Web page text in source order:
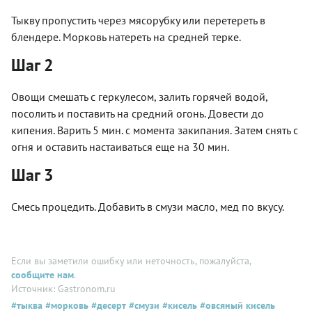
Тыкву пропустить через мясорубку или перетереть в
блендере. Морковь натереть на средней терке.
Шаг 2
Овощи смешать с геркулесом, залить горячей водой,
посолить и поставить на средний огонь. Довести до
кипения. Варить 5 мин. с момента закипания. Затем снять с
огня и оставить настаиваться еще на 30 мин.
Шаг 3
Смесь процедить. Добавить в смузи масло, мед по вкусу.
Если вы заметили ошибку или неточность, пожалуйста,
сообщите нам.
Источник: Gastronom.ru
#тыква #морковь #десерт #смузи #кисель #овсяный кисель